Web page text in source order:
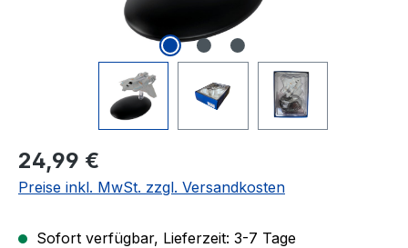
Regulärer Preis:
24,99 €
Preise inkl. MwSt. zzgl. Versandkosten
Sofort verfügbar, Lieferzeit: 3-7 Tage